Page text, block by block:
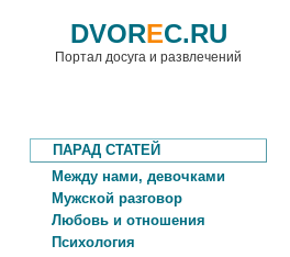
DVOREC.RU
Портал досуга и развлечений
ПАРАД СТАТЕЙ
Между нами, девочками
Мужской разговор
Любовь и отношения
Психология